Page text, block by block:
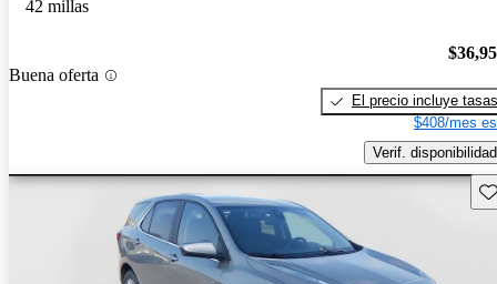
42 millas
Buena oferta
El precio incluye tasas
$408/mes
Verif. disponibilidad